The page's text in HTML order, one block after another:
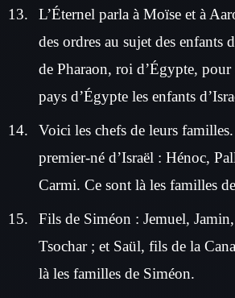
L’Éternel parla à Moïse et à
des ordres au sujet des enfants
de Pharaon, roi d’Égypte,
pays d’Égypte les enfants
Voici les chefs de leurs
premier-né d’Israël : Hénoc,
Carmi. Ce sont là les familles
Fils de Siméon : Jemuel,
Tsochar ; et Saül, fils de la
là les familles de Siméon.